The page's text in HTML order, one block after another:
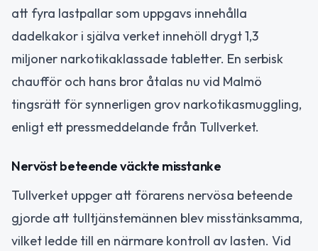
att fyra lastpallar som uppgavs innehålla
dadelkakor i själva verket innehöll drygt 1,3
miljoner narkotikaklassade tabletter. En serbisk
chaufför och hans bror åtalas nu vid Malmö
tingsrätt för synnerligen grov narkotikasmuggling,
enligt ett pressmeddelande från Tullverket.
Nervöst beteende väckte misstanke
Tullverket uppger att förarens nervösa beteende
gjorde att tulltjänstemännen blev misstänksamma,
vilket ledde till en närmare kontroll av lasten. Vid